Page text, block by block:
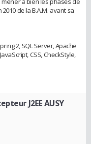
de la B.A.M. avant sa
2, SQL Server, Apache
CSS, CheckStyle,
J2EE AUSY